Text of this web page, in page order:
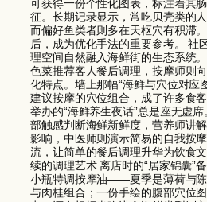
可获得一份个性化图表，标注着其
征。长期记录显示，常吃贝壳类的
而偏好鱼类者则多在天枢穴有积滞
后，成为优化手法的重要参考。 社
理空间自然融入海鲜街的生态系统
色菜推荐客人餐后调理，按摩师则
化特点。墙上那幅“海鲜与穴位对应
建议按摩的穴位组合，成了许多食
举办的“海鲜养生夜话”总是座无虚
部触感判断海鲜新鲜度，营养师讲
影响，中医师则演示简易的自我按
流，让简单的餐后调理升华为饮食
续的调理艺术 离店时的“居家锦囊”
小瓶特调按摩油——夏季是薄荷与
与肉桂组合；一份手绘的腹部穴位